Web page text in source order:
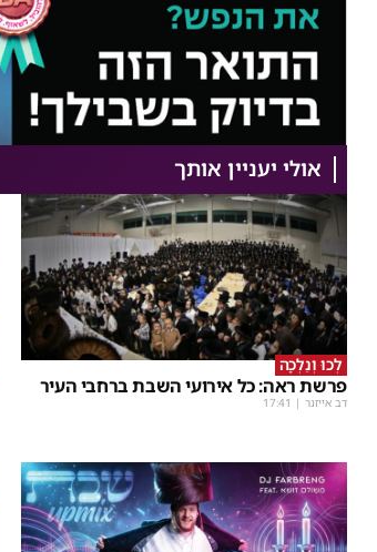
אולי יעניין אותך
לְכוּ וְנֵלְכָה
פרשת ראה: כל אירועי השבת ברחבי העיר
דב אייזנר |
17:41